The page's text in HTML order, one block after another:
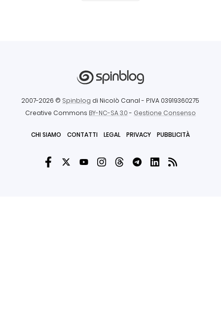
2007-2026 © Spinblog di Nicolò Canal - P.IVA 03919360275
Creative Commons BY-NC-SA 3.0- Gestione Consenso
CHI SIAMO CONTATTI LEGAL PRIVACY PUBBLICITÀ